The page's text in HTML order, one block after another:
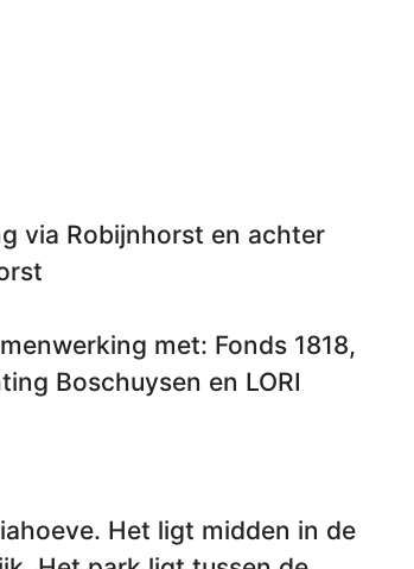
via Robijnhorst en achter
met: Fonds 1818,
Boschuysen en LORI
Het ligt midden in de